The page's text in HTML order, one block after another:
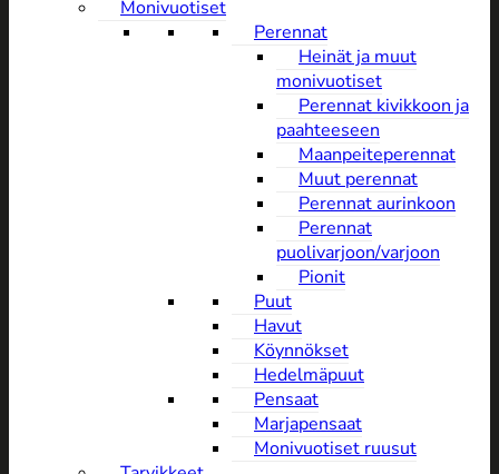
Monivuotiset
Perennat
Heinät ja muut
monivuotiset
Perennat kivikkoon ja
paahteeseen
Maanpeiteperennat
Muut perennat
Perennat aurinkoon
Perennat
puolivarjoon/varjoon
Pionit
Puut
Havut
Köynnökset
Hedelmäpuut
Pensaat
Marjapensaat
Monivuotiset ruusut